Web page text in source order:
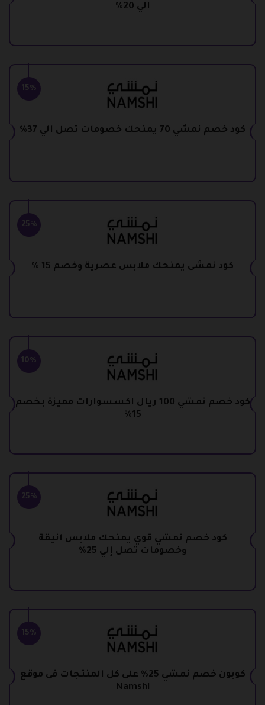
الي 20%
15%
كود خصم نمشي 70 يمنحك خصومات تصل الي 37%
25%
كود نمشى يمنحك ملابس عصرية وخصم 15 %
10%
كود خصم نمشي 100 ريال اكسسوارات مميزة بخصم
15%
25%
كود خصم نمشي قوي يمنحك ملابس أنيقة
وخصومات تصل إلي 25%
15%
كوبون خصم نمشي 25% على كل المنتجات فى موقع
Namshi